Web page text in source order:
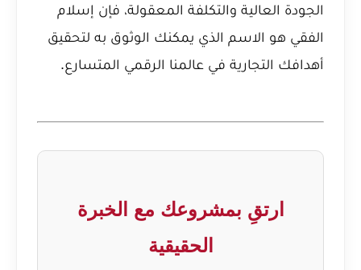
الجودة العالية والتكلفة المعقولة، فإن إسلام
الفقي هو الاسم الذي يمكنك الوثوق به لتحقيق
أهدافك التجارية في عالمنا الرقمي المتسارع.
ارتقِ بمشروعك مع الخبرة
الحقيقية